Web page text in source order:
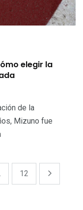
elegir la
de la
Mizuno fue
12